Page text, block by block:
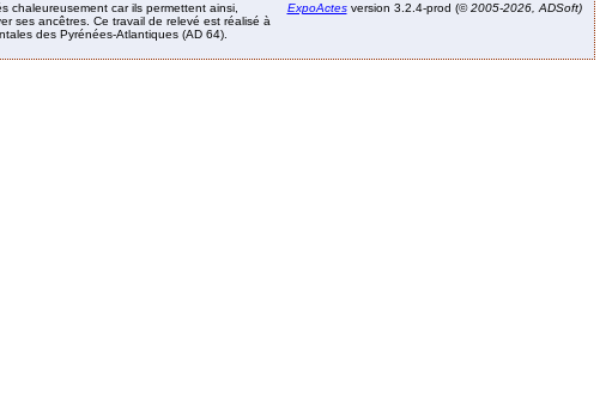
chaleureusement car ils permettent ainsi,
ses ancêtres. Ce travail de relevé est réalisé à
des Pyrénées-Atlantiques (AD 64).
ExpoActesversion 3.2.4-prod (©2005-2026, ADSoft)